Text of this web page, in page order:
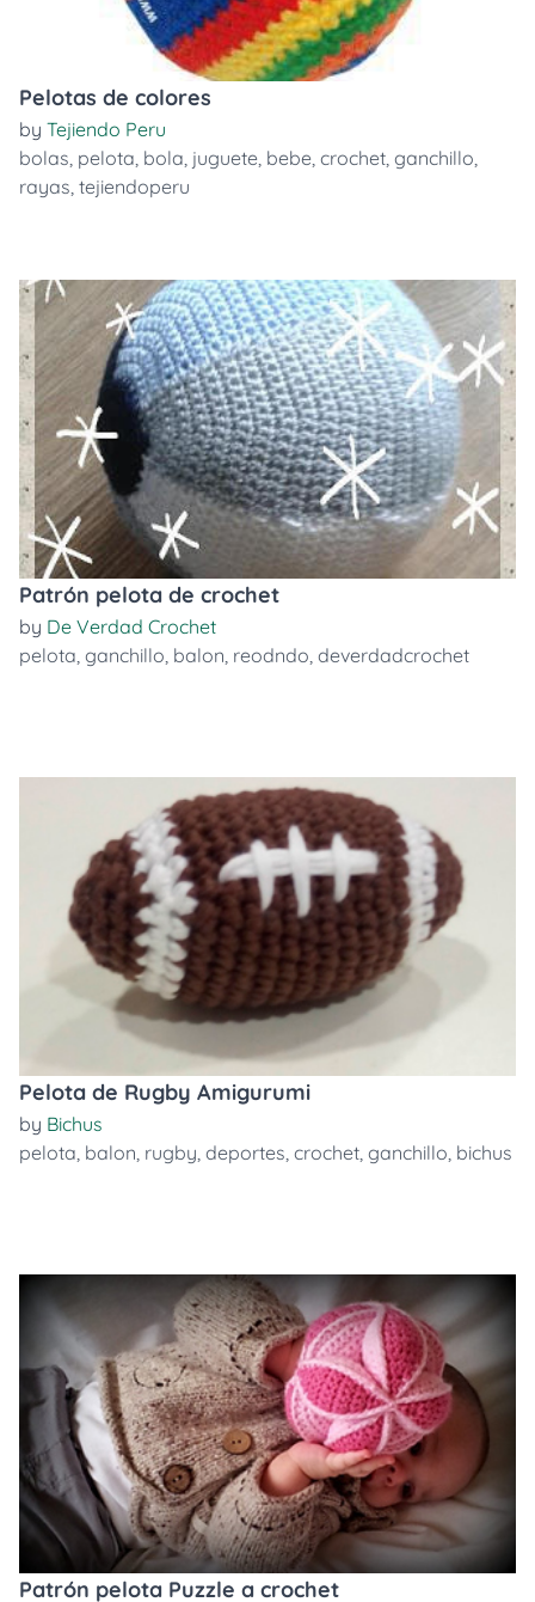
Pelotas de colores
by Tejiendo Peru
bolas, pelota, bola, juguete, bebe, crochet, ganchillo,
rayas, tejiendoperu
Patrón pelota de crochet
by De Verdad Crochet
pelota, ganchillo, balon, reodndo, deverdadcrochet
Pelota de Rugby Amigurumi
by Bichus
pelota, balon, rugby, deportes, crochet, ganchillo, bichus
Patrón pelota Puzzle a crochet